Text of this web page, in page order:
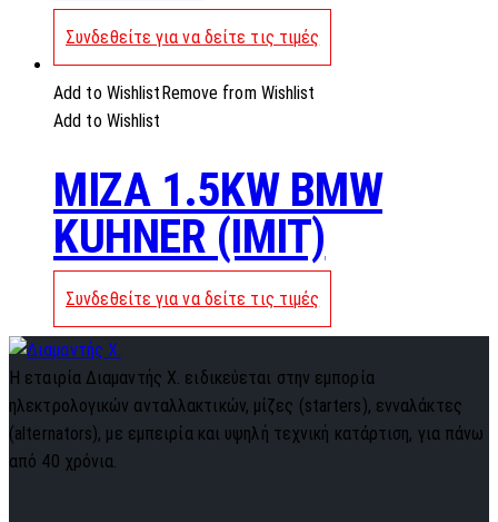
Συνδεθείτε για να δείτε τις τιμές
Add to Wishlist Remove from Wishlist
Add to Wishlist
MIZA 1.5KW BMW
KUHNER (IMIT)
Συνδεθείτε για να δείτε τις τιμές
Η εταιρία Διαμαντής Χ. ειδικεύεται στην εμπορία
ηλεκτρολογικών ανταλλακτικών, μίζες (starters), ενναλάκτες
(alternators), με εμπειρία και υψηλή τεχνική κατάρτιση, για πάνω
από 40 χρόνια.